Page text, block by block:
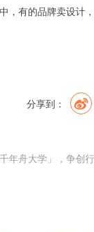
，有的品牌卖设计
分享到：
年舟大学」，争创